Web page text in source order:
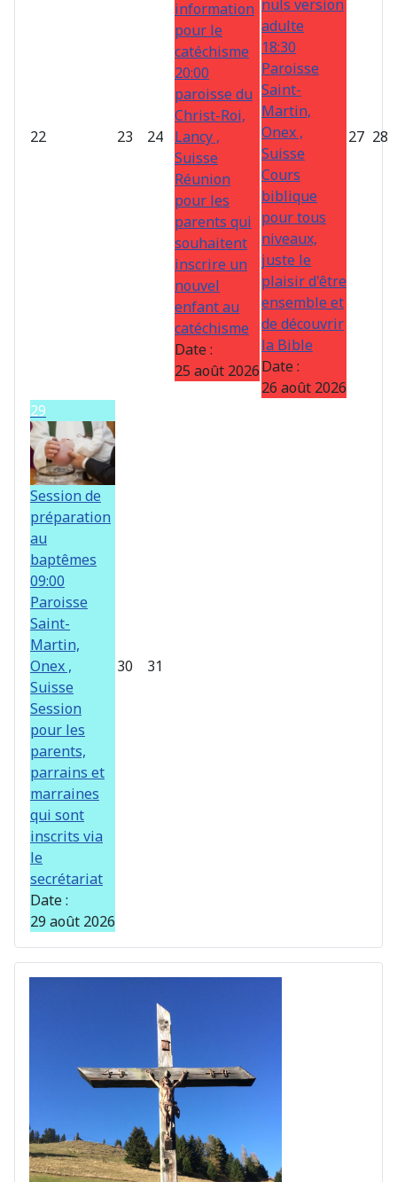
22 23 24
information
pour le
catéchisme
20:00
paroisse du
Christ-Roi,
Lancy ,
Suisse
Réunion
pour les
parents qui
souhaitent
inscrire un
nouvel
enfant au
catéchisme
Date :
25 août 2026
nuls version
adulte
18:30
Paroisse
Saint-
Martin,
Onex ,
Suisse
Cours
biblique
pour tous
niveaux,
juste le
plaisir d'être
ensemble et
de découvrir
la Bible
Date :
26 août 2026
27 28
29
Session de
préparation
au
baptêmes
09:00
Paroisse
Saint-
Martin,
Onex ,
Suisse
Session
pour les
parents,
parrains et
marraines
qui sont
inscrits via
le
secrétariat
Date :
29 août 2026
30 31